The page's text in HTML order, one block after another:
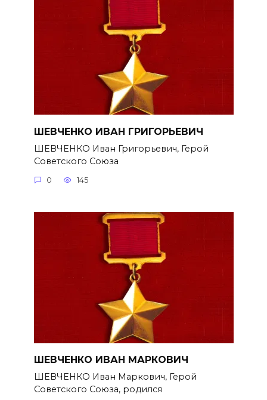
ШЕВЧЕНКО ИВАН ГРИГОРЬЕВИЧ
ШЕВЧЕНКО Иван Григорьевич, Герой
Советского Союза
0 145
ШЕВЧЕНКО ИВАН МАРКОВИЧ
ШЕВЧЕНКО Иван Маркович, Герой
Советского Союза, родился